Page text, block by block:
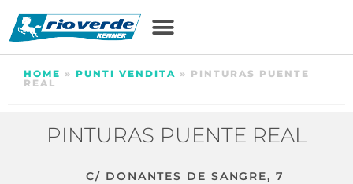
HOME » PUNTI VENDITA » PINTURAS PUENTE
REAL
PINTURAS PUENTE REAL
C/ DONANTES DE SANGRE, 7